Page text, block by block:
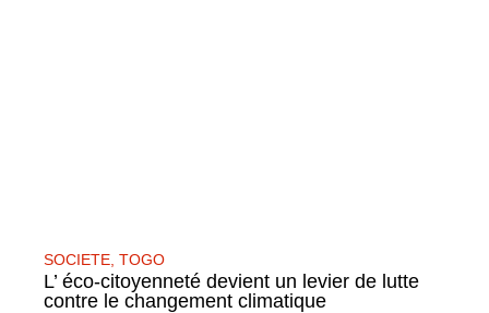
SOCIETE TOGO
L’ éco-citoyenneté devient un levier de lutte
contre le changement climatique